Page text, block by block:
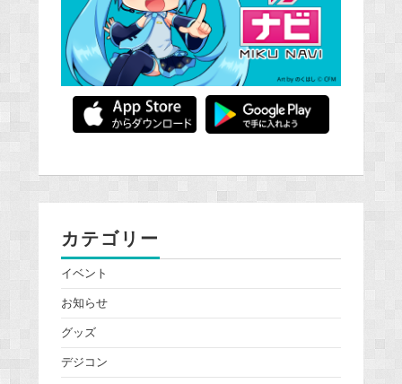
カテゴリー
イベント
お知らせ
グッズ
デジコン